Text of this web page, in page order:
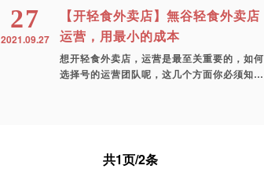
27
2021.09.27
【开轻食外卖店】無谷轻食外卖店
运营，用最小的成本
想开轻食外卖店，运营是最至关重要的，如何
选择号的运营团队呢，这几个方面你必须知
共1页/2条